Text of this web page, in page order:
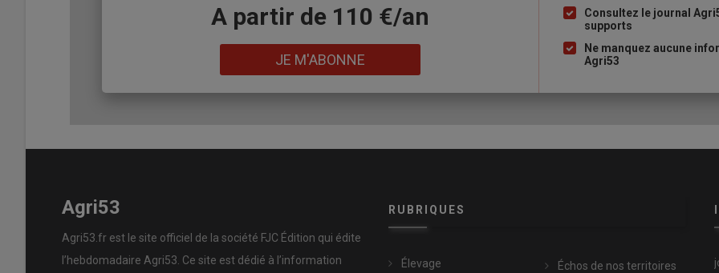
A partir de 110 €/an
JE M'ABONNE
à
puce
Consultez le journal
supports
Ne manquez aucune
Agri53
Agri53
Agri53.fr est le site officiel de la société FJC Édition qui édite
l’hebdomadaire Agri53. Ce site est dédié à l’information
RUBRIQUES
Élevage Échos de nos territoires